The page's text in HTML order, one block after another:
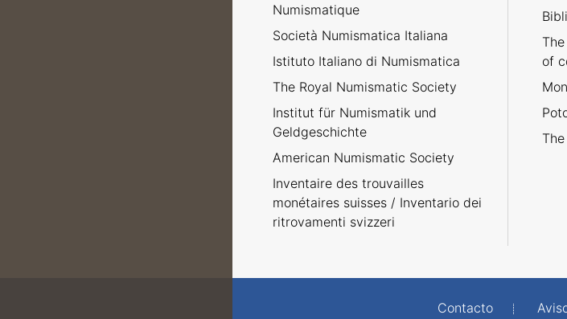
Numismatique
Società Numismatica Italiana
Istituto Italiano di Numismatica
The Royal Numismatic Society
Institut für Numismatik und
Geldgeschichte
American Numismatic Society
Inventaire des trouvailles
monétaires suisses / Inventario dei
ritrovamenti svizzeri
of
Contacto